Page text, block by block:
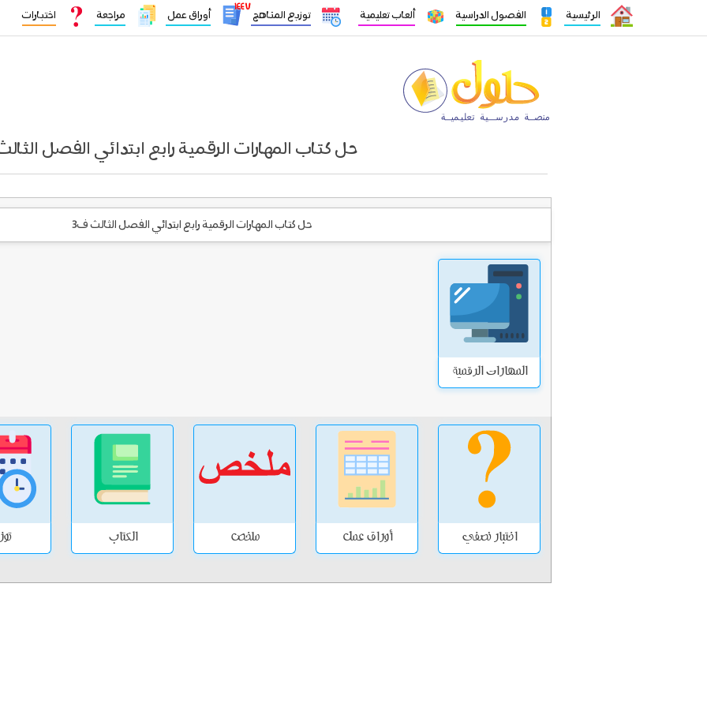
الرئيسية الفصول الدراسية ألعاب تعليمية توزيع المناهج
١٤٤٧
أوراق عمل مراجعة اختبارات
حل كتاب المهارات الرقمية رابع ابتدائي الفصل
حل كتاب المهارات الرقمية رابع ابتدائي الفصل الثالث ف3
المهارات الرقمية
اختبار نصفي أوراق عمل ملخص الكتاب